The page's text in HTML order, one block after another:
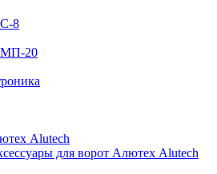
8
МП-20
Alutech
для ворот Алютех Alutech